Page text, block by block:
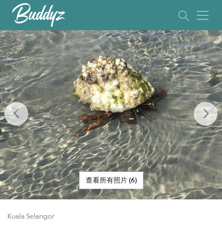
查看所有照片 (6)
Previous
Kuala Selangor